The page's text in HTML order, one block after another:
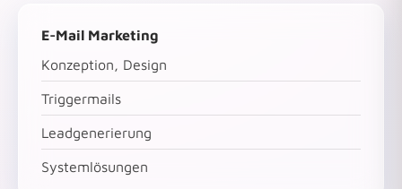
E-Mail Marketing
Konzeption, Design
Triggermails
Leadgenerierung
Systemlösungen